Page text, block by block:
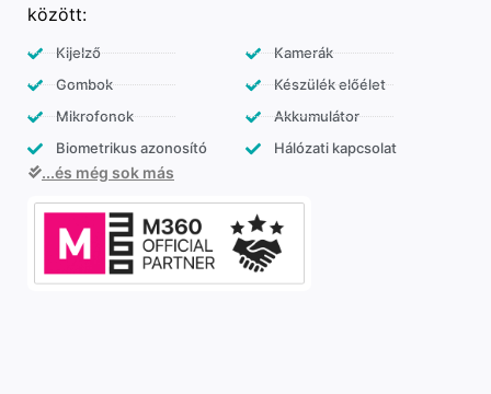
között:
Kijelző
Gombok
Mikrofonok
Biometrikus azonosító
Kamerák
Készülék előélet
Akkumulátor
Hálózati kapcsolat
...és még sok más